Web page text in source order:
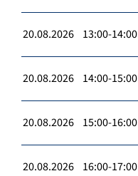
20.08.2026 13:00-14:00
20.08.2026 14:00-15:00
20.08.2026 15:00-16:00
20.08.2026 16:00-17:00